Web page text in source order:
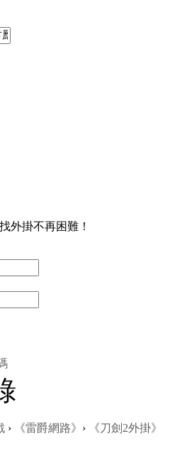
外掛不再困難！
› 《雷爵網路》 › 《刀劍2外掛》